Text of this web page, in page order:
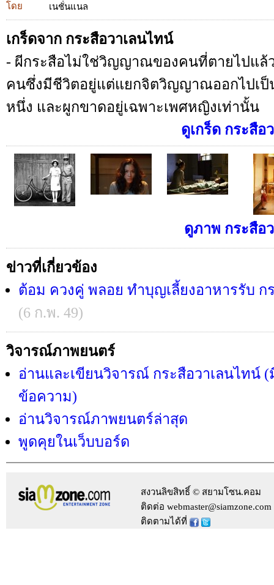
โดย
เนชั่นแนล
เกร็ดจาก กระสือวาเลนไทน์
- ผีกระสือไม่ใช่วิญญาณของคนที่ตายไปแล้
คนซึ่งมีชีวิตอยู่แต่แยกจิตวิญญาณออกไปเป็
หนึ่ง และผูกขาดอยู่เฉพาะเพศหญิงเท่านั้น
ดูเกร็ด กระสือ
ดูภาพ กระสือ
ข่าวที่เกี่ยวข้อง
ต้อม ควงคู่ พลอย ทำบุญเลี้ยงอาหารรับ ก
(6 ก.พ. 49)
วิจารณ์ภาพยนตร์
อ่านและเขียนวิจารณ์ กระสือวาเลนไทน์
ข้อความ)
อ่านวิจารณ์ภาพยนตร์ล่าสุด
พูดคุยในเว็บบอร์ด
สงวนลิขสิทธิ์ © สยามโซน.คอม
ติดต่อ webmaster@siamzone.com
ติดตามได้ที่